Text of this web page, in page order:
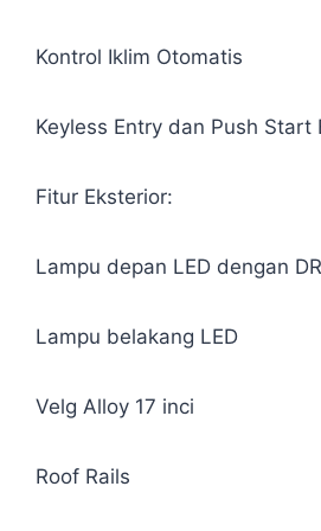
Kontrol Iklim Otomatis
Keyless Entry dan Push Start
Fitur Eksterior:
Lampu depan LED dengan
Lampu belakang LED
Velg Alloy 17 inci
Roof Rails